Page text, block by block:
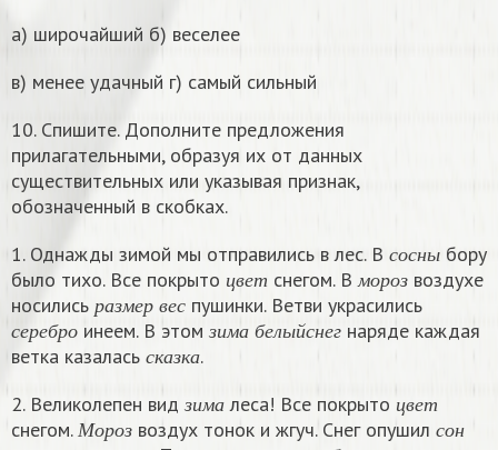
а) широчайший б) веселее
в) менее удачный г) самый сильный
10. Спишите. Дополните предложения
прилагательными, образуя их от данных
существительных или указывая признак,
обозначенный в скобках.
1. Однажды зимой мы отправились в лес. В
с о с н ы
бору
было тихо. Все покрыто
ц в е т
цвет
снегом. Вм о р о з
м о роз
воздухе
носились
р а зме р
р азм ер
в е с
вес
пушинки. Ветви украсились
с е р е б р о
серебро
инеем. В этом з има
зима
б ел ы й с н е г
б елыйснег
наряде каждая
ветка казалась
с ка з ка
с казка
.
2. Великолепен вид
з има леса! Все покрыто ц в е т
ц
снегом. М о р о з
Мороз
воздух тонок и жгуч. Снег опушил с о н
с
робо стьсолн це